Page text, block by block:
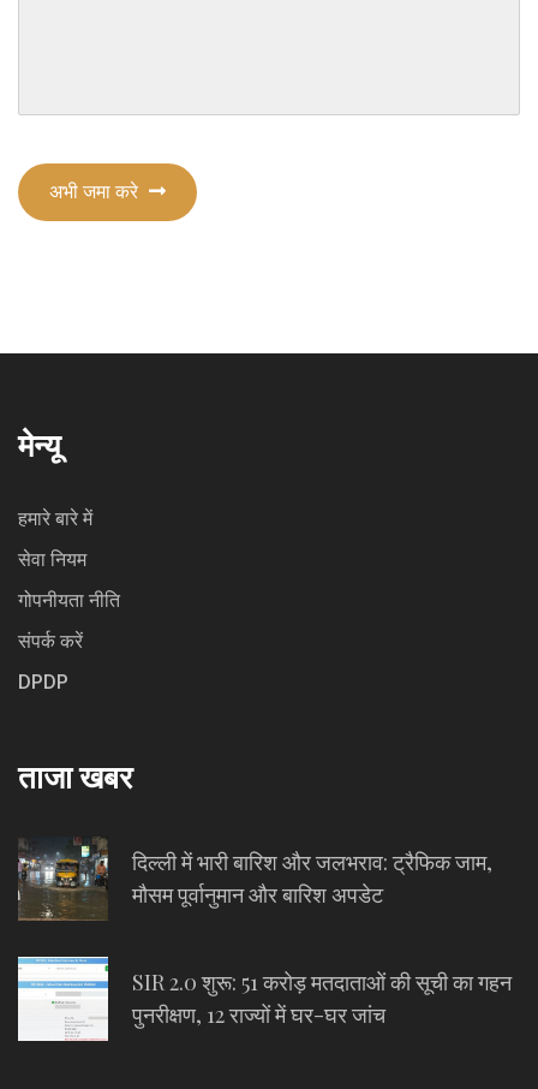
अभी जमा करे
मेन्यू
हमारे बारे में
सेवा नियम
गोपनीयता नीति
संपर्क करें
DPDP
ताजा खबर
दिल्ली में भारी बारिश और जलभराव: ट्रैफिक जाम,
मौसम पूर्वानुमान और बारिश अपडेट
SIR 2.0 शुरू: 51 करोड़ मतदाताओं की सूची का गहन
पुनरीक्षण, 12 राज्यों में घर-घर जांच